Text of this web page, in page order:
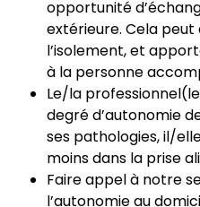
opportunité
extérieure. Cela
l’isolement, et
à la personne
Le/la
degré d’autonomie
ses pathologies, il/
moins dans la prise
Faire appel à notre
l’autonomie au